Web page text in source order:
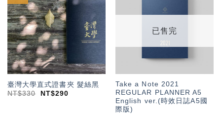
「願
望輕
單」
臺灣大學直式證書夾 髮絲黑
NT$330 NT$290
望輕
已售完
Take a Note 2021
REGULAR PLANNER A5
English ver.(時效日誌A5國
際版)